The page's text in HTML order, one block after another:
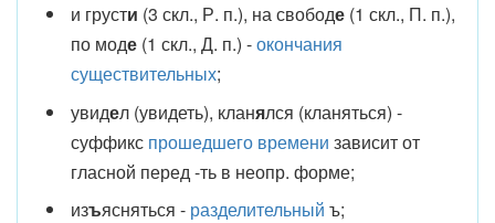
и грусти (3 скл., Р. п.), на свободе(1 скл., П. п.),
по моде(1 скл., Д. п.) -окончания
существительных;
увидел (увидеть), кланялся (кланяться) -
суффикс прошедшего времени зависит от
гласной перед -ть в неопр. форме;
изъясняться - разделительный ъ;